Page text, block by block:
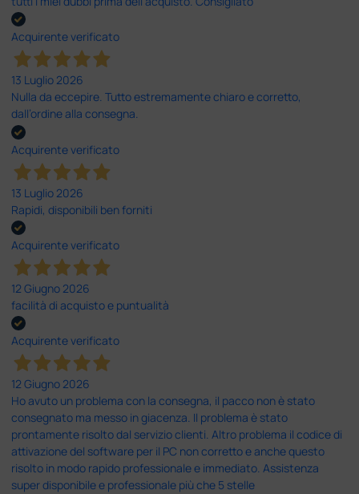
Acquirente verificato
13 Luglio 2026
Nulla da eccepire. Tutto estremamente chiaro e corretto,
dall’ordine alla consegna.
Acquirente verificato
13 Luglio 2026
Rapidi, disponibili ben forniti
Acquirente verificato
12 Giugno 2026
facilità di acquisto e puntualità
Acquirente verificato
12 Giugno 2026
Ho avuto un problema con la consegna, il pacco non è stato
consegnato ma messo in giacenza. Il problema è stato
prontamente risolto dal servizio clienti. Altro problema il codice di
attivazione del software per il PC non corretto e anche questo
risolto in modo rapido professionale e immediato. Assistenza
super disponibile e professionale più che 5 stelle